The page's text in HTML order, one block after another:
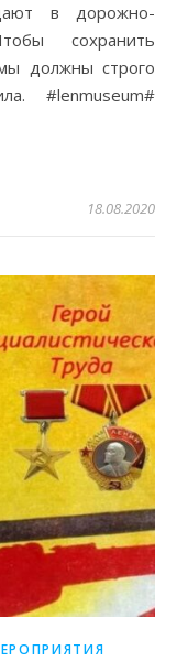
в дорожно-
сохранить
должны строго
#lenmuseum#
18.08.2020